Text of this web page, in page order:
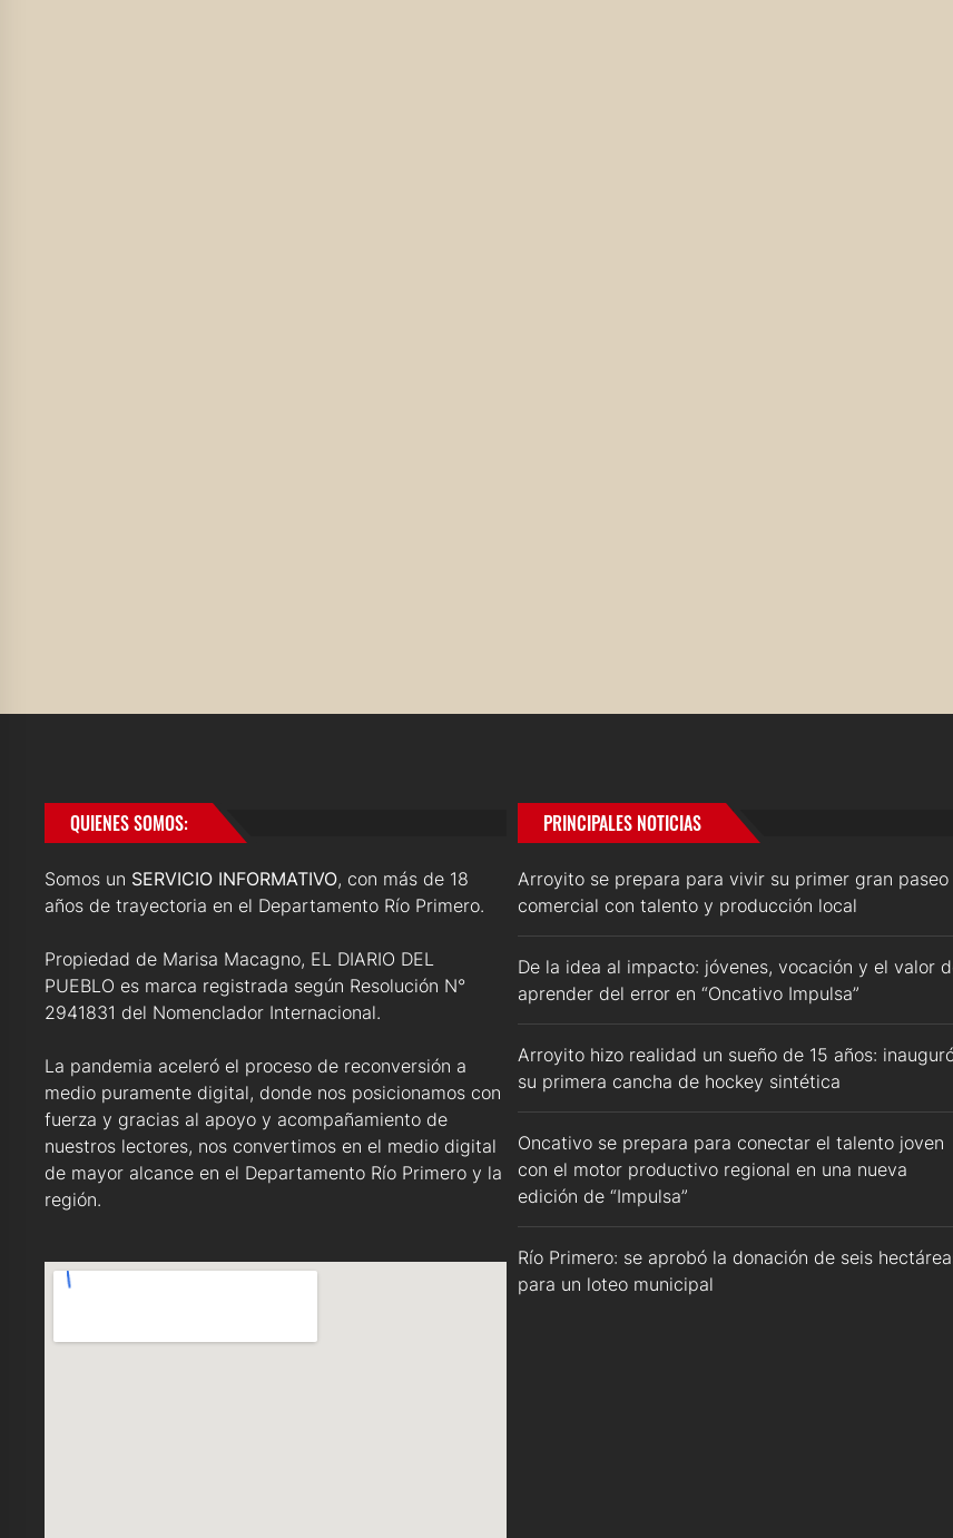
QUIENES SOMOS:
Somos un SERVICIO INFORMATIVO, con más de 18
años de trayectoria en el Departamento Río Primero.
Propiedad de Marisa Macagno, EL DIARIO DEL
PUEBLO es marca registrada según Resolución N°
2941831 del Nomenclador Internacional.
La pandemia aceleró el proceso de reconversión a
medio puramente digital, donde nos posicionamos con
fuerza y gracias al apoyo y acompañamiento de
nuestros lectores, nos convertimos en el medio digital
de mayor alcance en el Departamento Río Primero y la
región.
PRINCIPALES NOTICIAS
Arroyito se prepara para vivir su primer gran paseo
comercial con talento y producción local
De la idea al impacto: jóvenes, vocación y el valor
aprender del error en “Oncativo Impulsa”
Arroyito hizo realidad un sueño de 15 años:
su primera cancha de hockey sintética
Oncativo se prepara para conectar el talento joven
con el motor productivo regional en una nueva
edición de “Impulsa”
Río Primero: se aprobó la donación de seis
para un loteo municipal